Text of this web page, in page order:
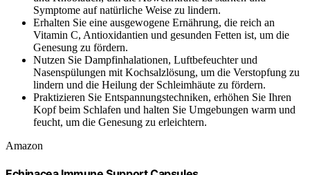
Symptome auf natürliche Weise zu lindern.
Erhalten Sie eine ausgewogene Ernährung, die reich an
Vitamin C, Antioxidantien und gesunden Fetten ist, um die
Genesung zu fördern.
Nutzen Sie Dampfinhalationen, Luftbefeuchter und
Nasenspülungen mit Kochsalzlösung, um die Verstopfung zu
lindern und die Heilung der Schleimhäute zu fördern.
Praktizieren Sie Entspannungstechniken, erhöhen Sie Ihren
Kopf beim Schlafen und halten Sie Umgebungen warm und
feucht, um die Genesung zu erleichtern.
Amazon